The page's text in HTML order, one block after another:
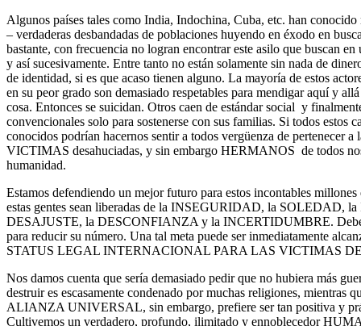
Algunos países tales como India, Indochina, Cuba, etc. han
– verdaderas desbandadas de poblaciones huyendo en éxodo en
bastante, con frecuencia no logran encontrar este asilo que buscan
y así sucesivamente. Entre tanto no están solamente sin nada de
de identidad, si es que acaso tienen alguno. La mayoría de estos
en su peor grado son demasiado respetables para mendigar aquí y
cosa. Entonces se suicidan. Otros caen de estándar social y
convencionales solo para sostenerse con sus familias. Si todos estos
conocidos podrían hacernos sentir a todos vergüenza de pertenecer a
VICTIMAS desahuciadas, y sin embargo HERMANOS de todos
humanidad.
Estamos defendiendo un mejor futuro para estos incontables millones
estas gentes sean liberadas de la INSEGURIDAD, la SOLEDAD,
DESAJUSTE, la DESCONFIANZA y la INCERTIDUMBRE. Debe
para reducir su número. Una tal meta puede ser inmediatamente
STATUS LEGAL INTERNACIONAL PARA LAS VICTIMAS
Nos damos cuenta que sería demasiado pedir que no hubiera más
destruir es escasamente condenado por muchas religiones, mientras
ALIANZA UNIVERSAL, sin embargo, prefiere ser tan positiva y
Cultivemos un verdadero, profundo, ilimitado y ennoblecedor